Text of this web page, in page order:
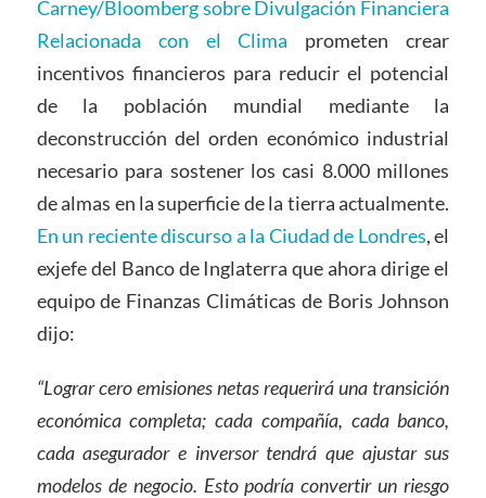
Carney/Bloomberg sobre Divulgación Financiera
Relacionada con el Clima prometen crear
incentivos financieros para reducir el potencial
de la población mundial mediante la
deconstrucción del orden económico industrial
necesario para sostener los casi 8.000 millones
de almas en la superficie de la tierra actualmente.
En un reciente discurso a la Ciudad de Londres, el
exjefe del Banco de Inglaterra que ahora dirige el
equipo de Finanzas Climáticas de Boris Johnson
dijo:
“Lograr cero emisiones netas requerirá una transición
económica completa; cada compañía, cada banco,
cada asegurador e inversor tendrá que ajustar sus
modelos de negocio. Esto podría convertir un riesgo